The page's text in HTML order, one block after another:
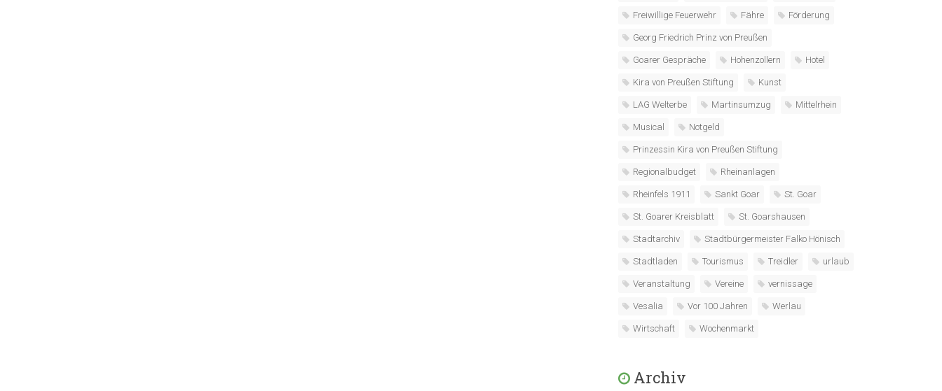
Freiwillige Feuerwehr Fähre Förderung
Georg Friedrich Prinz von Preußen
Goarer Gespräche Hohenzollern Hotel
Kira von Preußen Stiftung Kunst
LAG Welterbe Martinsumzug Mittelrhein
Musical Notgeld
Prinzessin Kira von Preußen Stiftung
Regionalbudget Rheinanlagen
Rheinfels 1911 Sankt Goar St. Goar
St. Goarer Kreisblatt St. Goarshausen
Stadtarchiv Stadtbürgermeister Falko Hönisch
Stadtladen Tourismus Treidler urlaub
Veranstaltung Vereine vernissage
Vesalia Vor 100 Jahren Werlau
Wirtschaft Wochenmarkt
Archiv